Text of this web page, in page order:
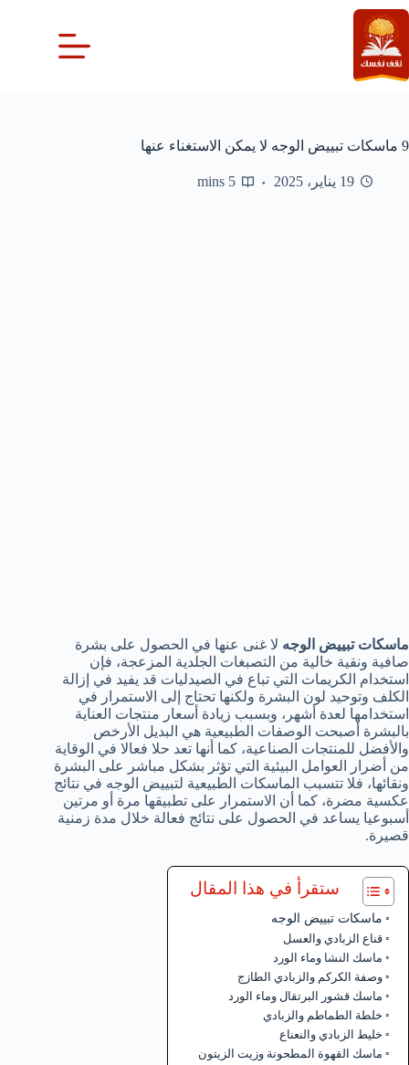
التجاوز
إلى
المحتوى
9 ماسكات تبييض الوجه لا يمكن الاستغناء عنها
19 يناير، 2025 5 mins
ماسكات تبييض الوجه لا غنى عنها في الحصول على بشرة
صافية ونقية خالية من التصبغات الجلدية المزعجة، فإن
استخدام الكريمات التي تباع في الصيدليات قد يفيد في إزالة
الكلف وتوحيد لون البشرة ولكنها تحتاج إلى الاستمرار في
استخدامها لعدة أشهر، وبسبب زيادة أسعار منتجات العناية
بالبشرة أصبحت الوصفات الطبيعية هي البديل الأرخص
والأفضل للمنتجات الصناعية، كما أنها تعد حلا فعالا في الوقاية
من أضرار العوامل البيئية التي تؤثر بشكل مباشر على البشرة
ونقائها، فلا تتسبب الماسكات الطبيعية لتبييض الوجه في نتائج
عكسية مضرة، كما أن الاستمرار على تطبيقها مرة أو مرتين
أسبوعيا يساعد في الحصول على نتائج فعالة خلال مدة زمنية
قصيرة.
ستقرأ في هذا المقال
ماسكات تبييض الوجه
قناع الزبادي والعسل
ماسك النشا وماء الورد
وصفة الكركم والزبادي الطازج
ماسك قشور البرتقال وماء الورد
خلطة الطماطم والزبادي
خليط الزبادي والنعناع
ماسك القهوة المطحونة وزيت الزيتون